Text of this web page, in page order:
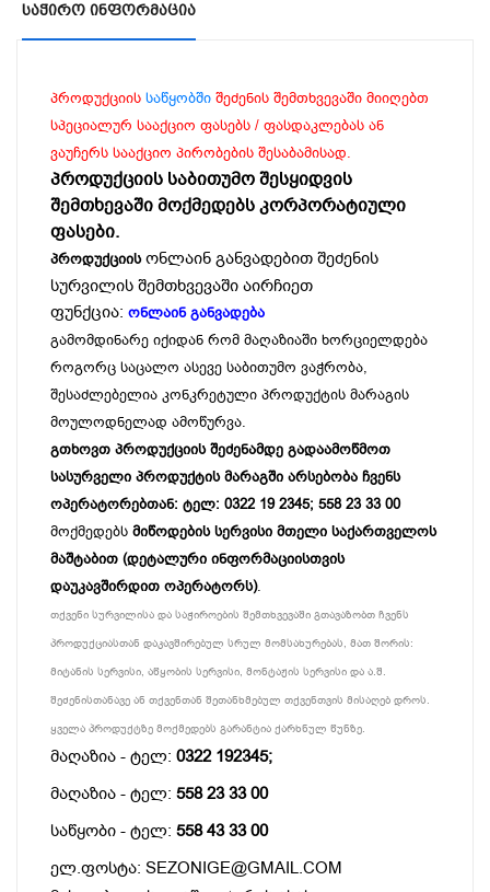
Საჭირო Ინფორმაცია
პროდუქციის საწყობში შეძენის შემთხვევაში მიიღებთ
სპეციალურ სააქციო ფასებს / ფასდაკლებას ან
ვაუჩერს სააქციო პირობების შესაბამისად.
პროდუქციის საბითუმო შესყიდვის
შემთხევაში მოქმედებს კორპორატიული
ფასები.
პროდუქციის ონლაინ განვადებით შეძენის
სურვილის შემთხვევაში აირჩიეთ
ფუნქცია: ონლაინ განვადება
გამომდინარე იქიდან რომ მაღაზიაში ხორციელდება
როგორც საცალო ასევე საბითუმო ვაჭრობა,
შესაძლებელია კონკრეტული პროდუქტის მარაგის
მოულოდნელად ამოწურვა.
გთხოვთ პროდუქციის შეძენამდე გადაამოწმოთ
სასურველი პროდუქტის მარაგში არსებობა ჩვენს
ოპერატორებთან: ტელ: 0322 19 2345; 558 23 33 00
მოქმედებს მიწოდების სერვისი მთელი საქართველოს
მაშტაბით (დეტალური ინფორმაციისთვის
დაუკავშირდით ოპერატორს).
თქვენი სურვილისა და საჭიროების შემთხვევაში გთავაზობთ ჩვენს
პროდუქციასთან დაკავშირებულ სრულ მომსახურებას, მათ შორის:
მიტანის სერვისი, აწყობის სერვისი, მონტაჟის სერვისი და ა.შ.
შეძენისთანავე ან თქვენთან შეთანხმებულ თქვენთვის მისაღებ დროს.
ყველა პროდუქტზე მოქმედებს გარანტია ქარხნულ წუნზე.
მაღაზია - ტელ: 0322 192345;
მაღაზია - ტელ: 558 23 33 00
საწყობი - ტელ: 558 43 33 00
ელ.ფოსტა: SEZONIGE@GMAIL.COM